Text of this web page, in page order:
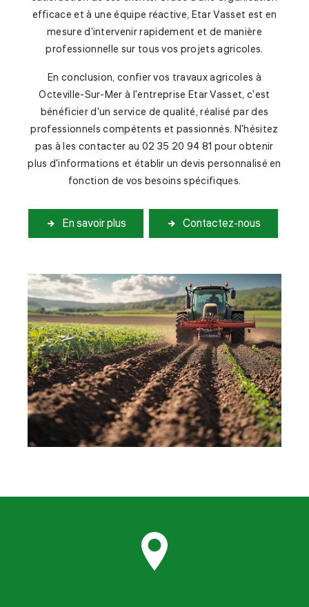
efficace et à une équipe réactive, Etar Vasset est en
mesure d'intervenir rapidement et de manière
professionnelle sur tous vos projets agricoles.
En conclusion, confier vos travaux agricoles à
Octeville-Sur-Mer à l'entreprise Etar Vasset, c'est
bénéficier d'un service de qualité, réalisé par des
professionnels compétents et passionnés. N'hésitez
pas à les contacter au 02 35 20 94 81 pour obtenir
plus d'informations et établir un devis personnalisé en
fonction de vos besoins spécifiques.
En savoir plus Contactez-nous